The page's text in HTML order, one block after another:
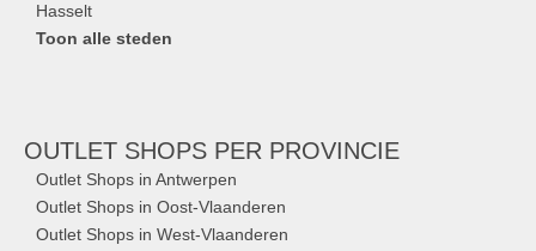
Hasselt
Toon alle steden
OUTLET SHOPS PER PROVINCIE
Outlet Shops in Antwerpen
Outlet Shops in Oost-Vlaanderen
Outlet Shops in West-Vlaanderen